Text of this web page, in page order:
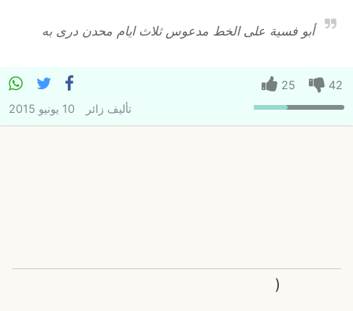
أبو فسية على الخط مدعوس ثلاث ايام محدن درى به
42
25
تأليف زائر 10 يونيو 2015
(